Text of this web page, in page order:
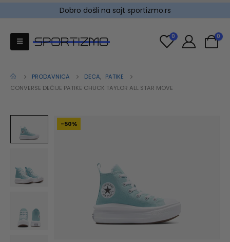
Dobro došli na sajt sportizmo.rs
0 0
PRODAVNICA DECA, PATIKE
CONVERSE DEČIJE PATIKE CHUCK TAYLOR ALL STAR MOVE
-50%